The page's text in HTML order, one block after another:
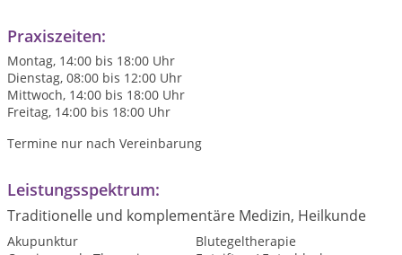
Praxiszeiten:
Montag, 14:00 bis 18:00 Uhr
Dienstag, 08:00 bis 12:00 Uhr
Mittwoch, 14:00 bis 18:00 Uhr
Freitag, 14:00 bis 18:00 Uhr
Termine nur nach Vereinbarung
Leistungsspektrum:
Traditionelle und komplementäre Medizin, Heilkunde
Akupunktur
Blutegeltherapie